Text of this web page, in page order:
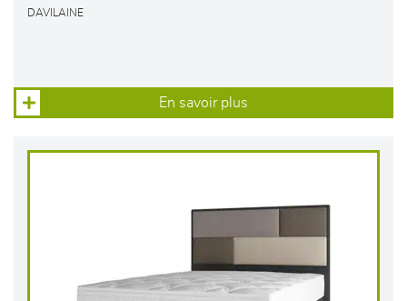
DAVILAINE
En savoir plus